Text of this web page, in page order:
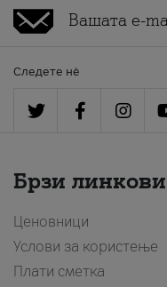
Следете нè
Брзи линкови
Ценовници
Услови за користење
Плати сметка